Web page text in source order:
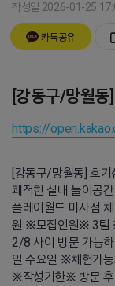
작성일 2026-01-25
카톡공유
[강동구/망월동]
https://
[강동구/망월동] 호
쾌적한 실내 놀이공
플레이월드 미사점
원 ※모집인원※ 3팀
2/8 사이 방문 가능
일 수요일 ※체험가
※작성기한※ 방문